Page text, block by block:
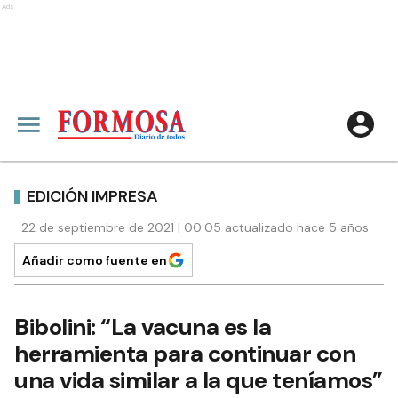
Ads
EDICIÓN IMPRESA
22 de septiembre de 2021 | 00:05 actualizado hace 5 años
Añadir como fuente en
Bibolini: “La vacuna es la
herramienta para continuar con
una vida similar a la que teníamos”